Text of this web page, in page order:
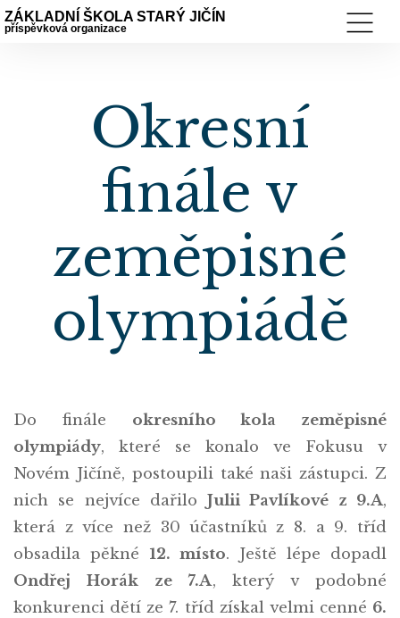
ZÁKLADNÍ ŠKOLA STARÝ JIČÍN
příspěvková organizace
Okresní
finále v
zeměpisné
olympiádě
Do finále okresního kola zeměpisné
olympiády, které se konalo ve Fokusu v
Novém Jičíně, postoupili také naši zástupci. Z
nich se nejvíce dařiloJulii Pavlíkové z 9.A,
která z více než 30 účastníků z 8. a 9. tříd
obsadila pěkné 12. místo. Ještě lépe dopadl
Ondřej Horák ze 7.A, který v podobné
konkurenci dětí ze 7. tříd získal velmi cenné 6.